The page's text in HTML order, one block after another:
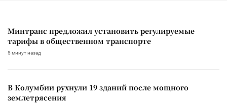
Минтранс предложил установить регулируемые
тарифы в общественном транспорте
5 минут назад
В Колумбии рухнули 19 зданий после мощного
землетрясения